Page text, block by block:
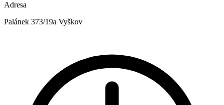
Adresa
Palánek 373/19a Vyškov